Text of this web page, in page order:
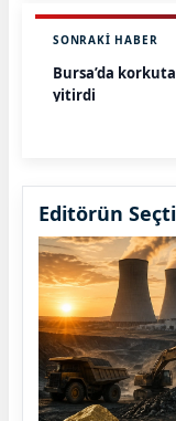
SONRAKI HABER
Bursa’da
yitirdi
Editörün